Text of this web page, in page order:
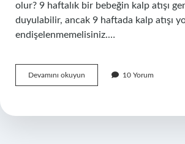
olur? 9 haftalık bir bebeğin kalp atışı
duyulabilir, ancak 9 haftada kalp atışı
endişelenmemelisiniz.…
Devamını okuyun
Haftalık
Atışı
10 Yorum